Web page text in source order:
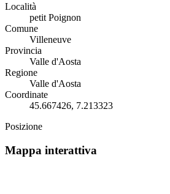
Località
petit Poignon
Comune
Villeneuve
Provincia
Valle d'Aosta
Regione
Valle d'Aosta
Coordinate
45.667426, 7.213323
Posizione
Mappa interattiva